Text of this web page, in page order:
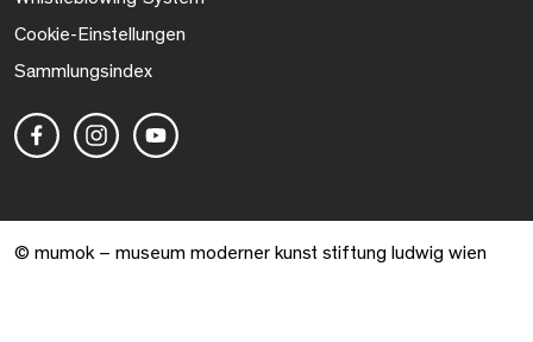
Cookie-Einstellungen
Sammlungsindex
© mumok – museum moderner kunst stiftung ludwig wien